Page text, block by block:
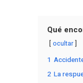
Qué
ocultar
1
2 La